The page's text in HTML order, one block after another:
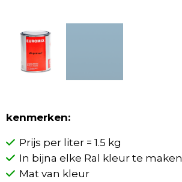
kenmerken:
Prijs per liter = 1.5 kg
In bijna elke Ral kleur te maken
Mat van kleur